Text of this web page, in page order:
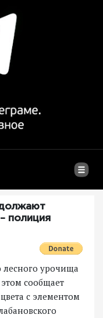
полиция
лесного урочища
сообщает
с элементом